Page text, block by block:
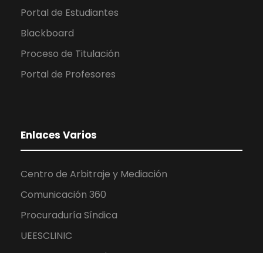
Portal de Estudiantes
Blackboard
Proceso de Titulación
Portal de Profesores
Enlaces Varios
Centro de Arbitraje y Mediación
Comunicación 360
Procuraduría Síndica
UEESCLINIC